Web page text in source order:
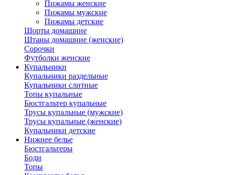
Пижамы женские
Пижамы мужские
Пижамы детские
Шорты домашние
Штаны домашние (женские)
Сорочки
Футболки женские
Купальники
Купальники раздельные
Купальники слитные
Топы купальные
Бюстгальтер купальные
Трусы купальные (мужские)
Трусы купальные (женские)
Купальники детские
Нижнее белье
Бюстгальтеры
Боди
Топы